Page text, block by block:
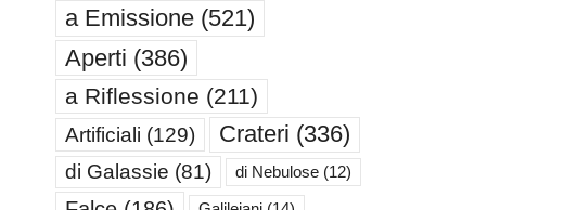
a Emissione(521)
Aperti (386)
a Riflessione (211)
Artificiali (129) Crateri (336)
di Galassie (81) di Nebulose(12)